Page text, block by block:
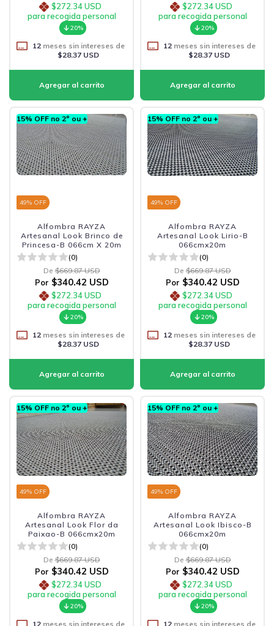
$272.34 USD
para recogida personal
20%
12meses sin intereses de
$28.37 USD
$272.34 USD
para recogida personal
20%
12meses sin intereses de
$28.37 USD
15% OFF no 2º ou +
49% OFF
Alfombra RAYZA
Artesanal Look Brinco de
Princesa-B 066cm X 20m
(0)
De $669.87 USD
Por $340.42 USD
$272.34 USD
para recogida personal
20%
12meses sin intereses de
$28.37 USD
15% OFF no 2º ou +
49% OFF
Alfombra RAYZA
Artesanal Look Lirio-B
066cmx20m
(0)
De $669.87 USD
Por $340.42 USD
$272.34 USD
para recogida personal
20%
12meses sin intereses de
$28.37 USD
15% OFF no 2º ou +
49% OFF
Alfombra RAYZA
Artesanal Look Flor da
Paixao-B 066cmx20m
(0)
De $669.87 USD
Por $340.42 USD
$272.34 USD
para recogida personal
20%
12meses sin intereses de
15% OFF no 2º ou +
49% OFF
Alfombra RAYZA
Artesanal Look Ibisco-B
066cmx20m
(0)
De $669.87 USD
Por $340.42 USD
$272.34 USD
para recogida personal
20%
12meses sin intereses de